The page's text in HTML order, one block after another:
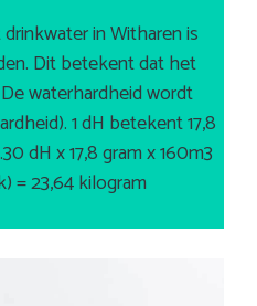
in Witharen is
Dit betekent dat het
waterhardheid wordt
1 dH betekent 17,8
dH x 17,8 gram x 160m3
= 23,64 kilogram